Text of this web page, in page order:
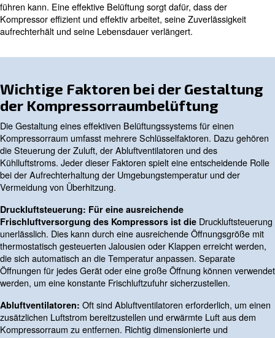
Warum ist die Belüftung von
Druckluftkompressoren
dazu beiträgt, die während des Betriebs erzeugte
Etwa 20 % der von einem wassergekühlten
Leistung werden in Wärme umgewandelt.
Ohne eine ordnungsgemäße Belüftung kann sich diese
ansammeln, was zu einer reduzierten Effizienz, einer
Abschaltung der Anlage und sogar zu Schäden am
führen kann. Eine effektive Belüftung sorgt dafür, dass
Kompressor effizient und effektiv arbeitet, seine
aufrechterhält und seine Lebensdauer verlängert.
Wichtige Faktoren bei der
der Kompressorraumbelüftung